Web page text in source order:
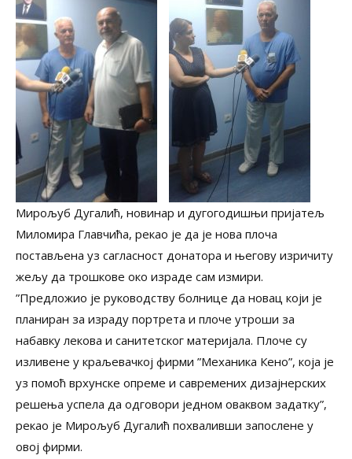
Мирољуб Дугалић, новинар и дугогодишњи пријатељ
Миломира Главчића, рекао је да је нова плоча
постављена уз сагласност донатора и његову изричиту
жељу да трошкове око израде сам измири.
”Предложио је руководству болнице да новац који је
планиран за израду портрета и плоче утроши за
набавку лекова и санитетског материјала. Плоче су
изливене у краљевачкој фирми ”Механика Кено”, која је
уз помоћ врхунске опреме и савремених дизајнерских
решења успела да одговори једном оваквом задатку”,
рекао је Мирољуб Дугалић похваливши запослене у
овој фирми.